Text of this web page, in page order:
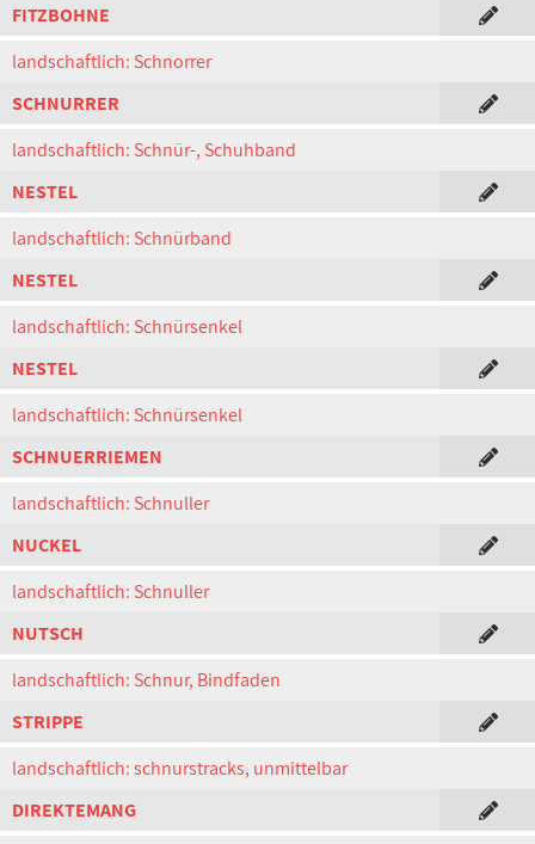
FITZBOHNE
landschaftlich: Schnorrer
SCHNURRER
landschaftlich: Schnür-, Schuhband
NESTEL
landschaftlich: Schnürband
NESTEL
landschaftlich: Schnürsenkel
NESTEL
landschaftlich: Schnürsenkel
SCHNUERRIEMEN
landschaftlich: Schnuller
NUCKEL
landschaftlich: Schnuller
NUTSCH
landschaftlich: Schnur, Bindfaden
STRIPPE
landschaftlich: schnurstracks, unmittelbar
DIREKTEMANG